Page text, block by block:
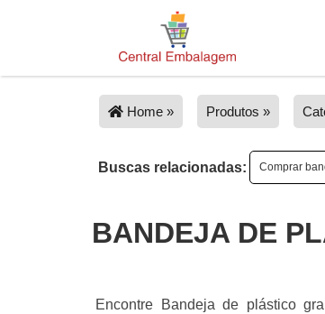
Home » Produtos »
Buscas relacionadas: Comprar
BANDEJA DE
Encontre Bandeja de plástico